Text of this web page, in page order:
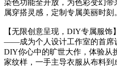
染色功能全开放，为色彩变幻
属穿搭灵感，定制专属美丽时刻
【无限创意呈现，DIY专属服饰】
——成为个人设计工作室的首席
DIY你心中的旷世大作，体验从
家纹样，一手主导衣服从布料到